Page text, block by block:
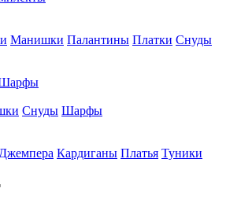
Манишки Палантины Платки Снуды
Снуды Шарфы
Джемпера Кардиганы Платья Туники